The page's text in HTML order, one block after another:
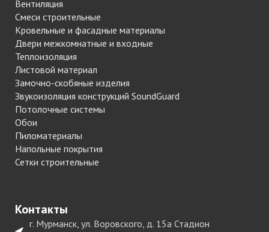
Вентиляция
Смеси строительные
Кровельные и фасадные материалы
Двери межкомнатные и входные
Теплоизоляция
Листовой материал
Замочно-скобяные изделия
Звукоизоляция конструкций SoundGuard
Потолочные системы
Обои
Пиломатериалы
Напольные покрытия
Сетки строительные
Контакты
г. Мурманск, ул. Воровского, д. 15а Стадион